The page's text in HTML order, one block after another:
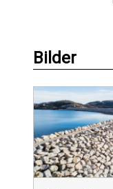
Bilder